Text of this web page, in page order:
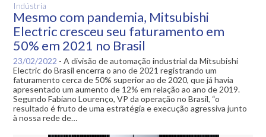
Indústria
Mesmo com pandemia, Mitsubishi
Electric cresceu seu faturamento em
50% em 2021 no Brasil
23/02/2022 -A divisão de automação industrial da Mitsubishi
Electric do Brasil encerra o ano de 2021 registrando um
faturamento cerca de 50% superior ao de 2020, que já havia
apresentado um aumento de 12% em relação ao ano de 2019.
Segundo Fabiano Lourenço, VP da operação no Brasil, “o
resultado é fruto de uma estratégia e execução agressiva junto
à nossa rede de…